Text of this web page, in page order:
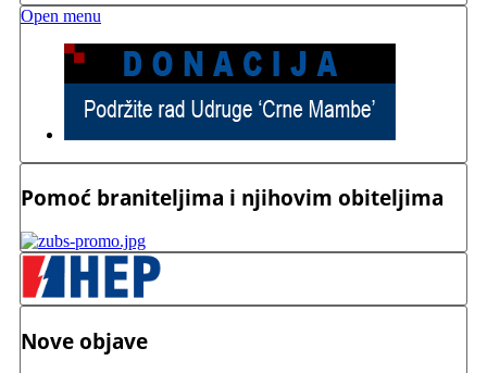
Open menu
Pomoć braniteljima i njihovim obiteljima
Nove objave